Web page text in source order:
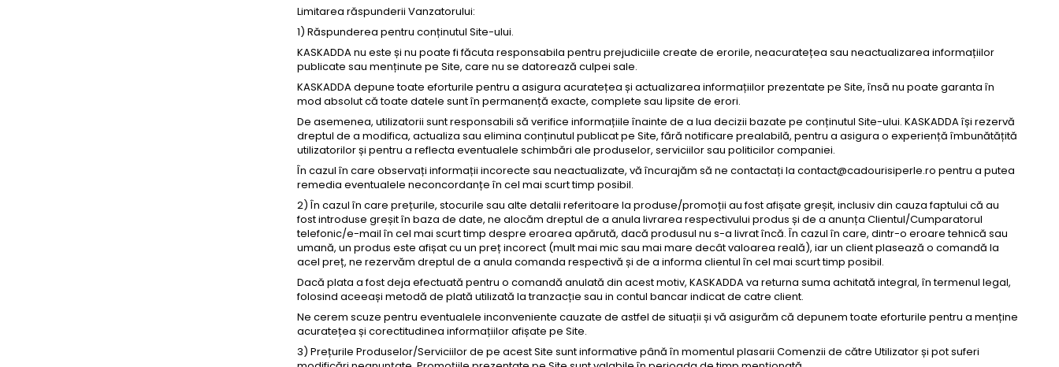
Limitarea răspunderii Vanzatorului:
1) Răspunderea pentru conținutul Site-ului.
KASKADDA nu este și nu poate fi făcuta responsabila pentru prejudiciile create de erorile, neacuratețea sau neactualizarea informațiilor
publicate sau menținute pe Site, care nu se datorează culpei sale.
KASKADDA depune toate eforturile pentru a asigura acuratețea și actualizarea informațiilor prezentate pe Site, însă nu poate garanta în
mod absolut că toate datele sunt în permanență exacte, complete sau lipsite de erori.
De asemenea, utilizatorii sunt responsabili să verifice informațiile înainte de a lua decizii bazate pe conținutul Site-ului. KASKADDA își rezervă
dreptul de a modifica, actualiza sau elimina conținutul publicat pe Site, fără notificare prealabilă, pentru a asigura o experiență îmbunătățită
utilizatorilor și pentru a reflecta eventualele schimbări ale produselor, serviciilor sau politicilor companiei.
În cazul în care observați informații incorecte sau neactualizate, vă încurajăm să ne contactați la contact@cadourisiperle.ro pentru a putea
remedia eventualele neconcordanțe în cel mai scurt timp posibil.
2) În cazul în care prețurile, stocurile sau alte detalii referitoare la produse/promoții au fost afișate greșit, inclusiv din cauza faptului că au
fost introduse greșit în baza de date, ne alocăm dreptul de a anula livrarea respectivului produs și de a anunța Clientul/Cumparatorul
telefonic/e-mail în cel mai scurt timp despre eroarea apărută, dacă produsul nu s-a livrat încă. În cazul în care, dintr-o eroare tehnică sau
umană, un produs este afișat cu un preț incorect (mult mai mic sau mai mare decât valoarea reală), iar un client plasează o comandă la
acel preț, ne rezervăm dreptul de a anula comanda respectivă și de a informa clientul în cel mai scurt timp posibil.
Dacă plata a fost deja efectuată pentru o comandă anulată din acest motiv, KASKADDA va returna suma achitată integral, în termenul legal,
folosind aceeași metodă de plată utilizată la tranzacție sau in contul bancar indicat de catre client.
Ne cerem scuze pentru eventualele inconveniente cauzate de astfel de situații și vă asigurăm că depunem toate eforturile pentru a menține
acuratețea și corectitudinea informațiilor afișate pe Site.
3) Prețurile Produselor/Serviciilor de pe acest Site sunt informative până în momentul plasarii Comenzii de către Utilizator și pot suferi